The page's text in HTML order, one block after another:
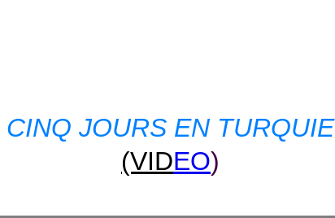
CINQ JOURS EN TURQUIE
(VIDEO)